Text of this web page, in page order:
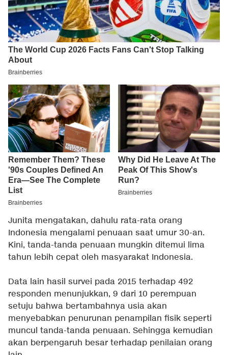
Junita mengatakan, dahulu rata-rata orang
Indonesia mengalami penuaan saat umur 30-an.
Kini, tanda-tanda penuaan mungkin ditemui lima
tahun lebih cepat oleh masyarakat Indonesia.
Data lain hasil survei pada 2015 terhadap 492
responden menunjukkan, 9 dari 10 perempuan
setuju bahwa bertambahnya usia akan
menyebabkan penurunan penampilan fisik seperti
muncul tanda-tanda penuaan. Sehingga kemudian
akan berpengaruh besar terhadap penilaian orang